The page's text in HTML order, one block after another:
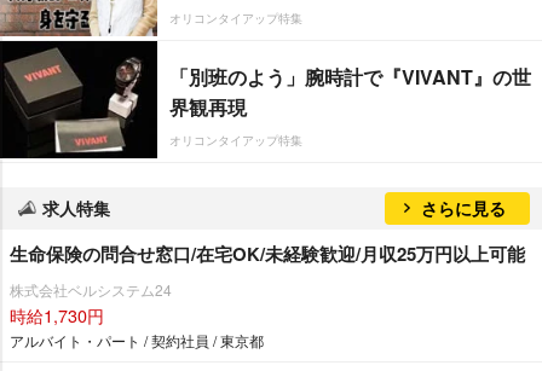
オリコンタイアップ特集
「別班のよう」腕時計で『VIVANT』の世
界観再現
オリコンタイアップ特集
求人特集 さらに見る
生命保険の問合せ窓口/在宅OK/未経験歓迎/月収25万円以上可能
株式会社ベルシステム24
時給1,730円
アルバイト・パート / 契約社員 / 東京都